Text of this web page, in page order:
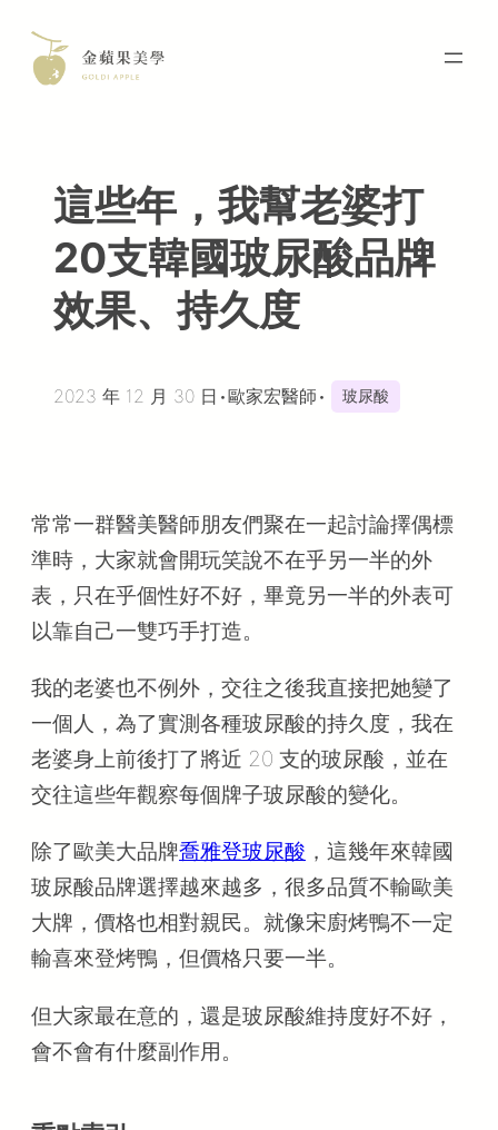
Skip
這些年，我幫老婆打
20支韓國玻尿酸品牌
效果、持久度
2023 年 12 月 30 日 •歐家宏醫師 • 玻尿酸
常常一群醫美醫師朋友們聚在一起討論擇偶標
準時，大家就會開玩笑說不在乎另一半的外
表，只在乎個性好不好，畢竟另一半的外表可
以靠自己一雙巧手打造。
我的老婆也不例外，交往之後我直接把她變了
一個人，為了實測各種玻尿酸的持久度，我在
老婆身上前後打了將近 20 支的玻尿酸，並在
交往這些年觀察每個牌子玻尿酸的變化。
除了歐美大品牌喬雅登玻尿酸 ，這幾年來韓國
玻尿酸品牌選擇越來越多，很多品質不輸歐美
大牌，價格也相對親民。就像宋廚烤鴨不一定
輸喜來登烤鴨，但價格只要一半。
但大家最在意的，還是玻尿酸維持度好不好，
會不會有什麼副作用。